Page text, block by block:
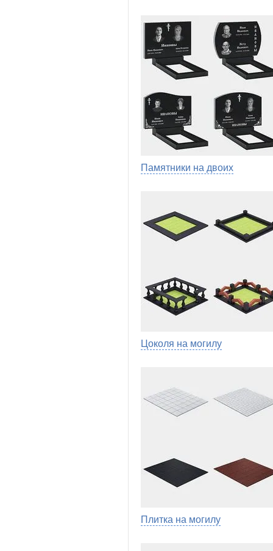
Памятники на двоих
Цоколя на могилу
Плитка на могилу